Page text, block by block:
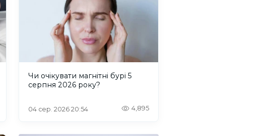
Чи очікувати магнітні бурі 5
серпня 2026 року?
04 сер. 2026 20:54 4,895